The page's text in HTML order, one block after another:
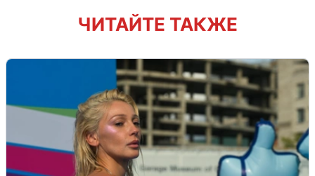
ЧИТАЙТЕ ТАКЖЕ